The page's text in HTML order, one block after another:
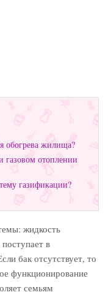
обогрева жилища?
газовом отоплении
газификации?
жидкость
в
бак отсутствует, то
функционирование
семьям